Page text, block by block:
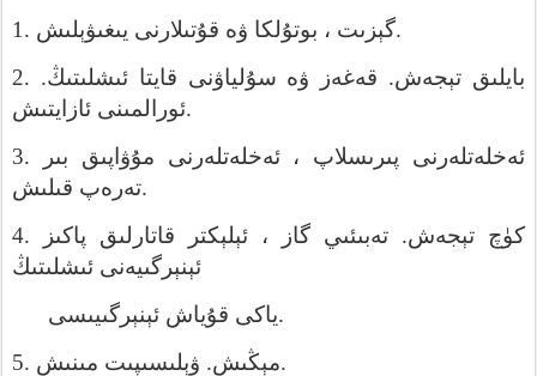
1.
گېزىت ، بوتۇلكا ۋە قۇتىلارنى يىغىۋېلىش
.
2.
بايلىق تېجەش. قەغەز ۋە سۇلياۋنى قايتا ئىشلىتىڭ.
ئورالمىنى ئازايتىش
.
3.
ئەخلەتلەرنى پىرىسلاپ ، ئەخلەتلەرنى مۇۋاپىق
بىر
تەرەپ قىلىش
.
4.
كۈچ تېجەش. تەبىئىي گاز ، ئېلېكتر قاتارلىق
پاكىز
ئېنېرگىيەنى ئىشلىتىڭ
ياكى قۇياش ئېنېرگىيىسى
.
5.
مېڭىش. ۋېلىسىپىت مىنىش
.